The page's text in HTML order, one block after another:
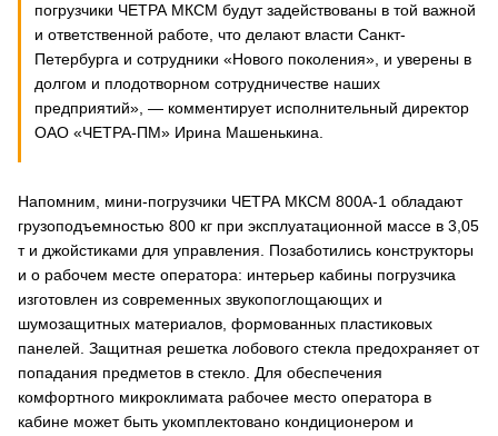
погрузчики ЧЕТРА МКСМ будут задействованы в той важной
и ответственной работе, что делают власти Санкт-
Петербурга и сотрудники «Нового поколения», и уверены в
долгом и плодотворном сотрудничестве наших
предприятий», — комментирует исполнительный директор
ОАО «ЧЕТРА-ПМ» Ирина Машенькина.
Напомним, мини-погрузчики ЧЕТРА МКСМ 800А-1 обладают
грузоподъемностью 800 кг при эксплуатационной массе в 3,05
т и джойстиками для управления. Позаботились конструкторы
и о рабочем месте оператора: интерьер кабины погрузчика
изготовлен из современных звукопоглощающих и
шумозащитных материалов, формованных пластиковых
панелей. Защитная решетка лобового стекла предохраняет от
попадания предметов в стекло. Для обеспечения
комфортного микроклимата рабочее место оператора в
кабине может быть укомплектовано кондиционером и